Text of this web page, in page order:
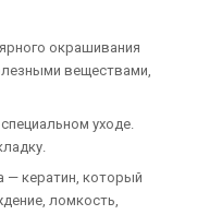
окрашивания
веществами,
уходе.
— кератин, который
ломкость,